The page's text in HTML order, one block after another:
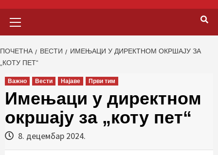
ПОЧЕТНА ВЕСТИ
ИМЕЊАЦИ У ДИРЕКТНОМ ОКРШАЈУ ЗА
„КОТУ ПЕТ“
Важно Вести Најаве Први тим
Имењаци у директном
окршају за „коту пет“
8. децембар 2024.